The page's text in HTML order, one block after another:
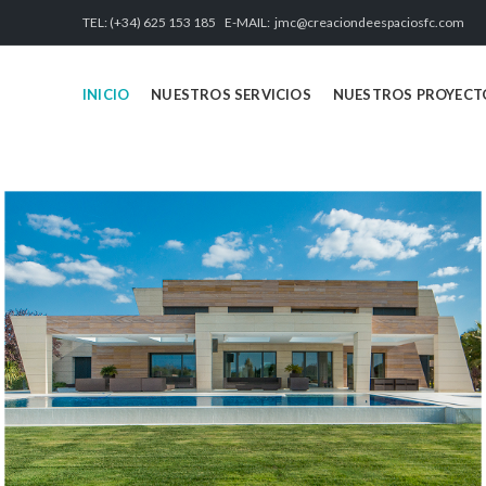
TEL: (+34) 625 153 185 E-MAIL: jmc@creaciondeespaciosfc.com
INICIO NUESTROS SERVICIOS NUESTROS